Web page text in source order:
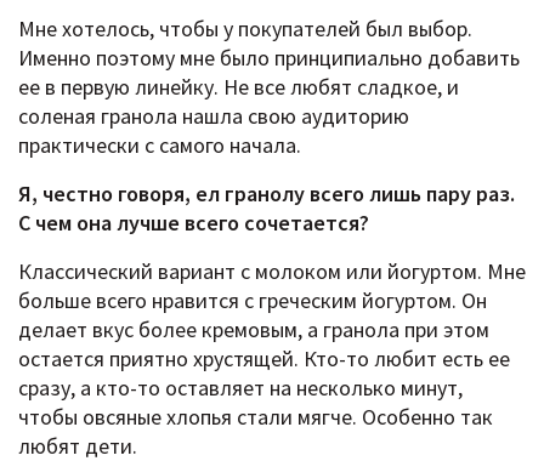
Мне хотелось, чтобы у покупателей был выбор.
Именно поэтому мне было принципиально добавить
ее в первую линейку. Не все любят сладкое, и
соленая гранола нашла свою аудиторию
практически с самого начала.
Я, честно говоря, ел гранолу всего лишь пару раз.
С чем она лучше всего сочетается?
Классический вариант с молоком или йогуртом. Мне
больше всего нравится с греческим йогуртом. Он
делает вкус более кремовым, а гранола при этом
остается приятно хрустящей. Кто-то любит есть ее
сразу, а кто-то оставляет на несколько минут,
чтобы овсяные хлопья стали мягче. Особенно так
любят дети.